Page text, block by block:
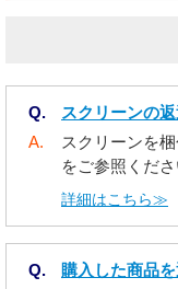
Q.
スクリーンの
A.
スクリーンを
をご参照くだ
詳細はこちら≫
Q.
購入した商品